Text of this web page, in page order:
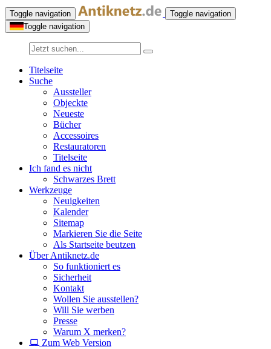
Toggle navigation
Toggle navigation
Toggle navigation
Titelseite
Suche
Aussteller
Objeckte
Neueste
Bücher
Accessoires
Restauratoren
Titelseite
Ich fand es nicht
Schwarzes Brett
Werkzeuge
Neuigkeiten
Kalender
Sitemap
Markieren Sie die Seite
Als Startseite beutzen
Über Antiknetz.de
So funktioniert es
Sicherheit
Kontakt
Wollen Sie ausstellen?
Will Sie werben
Presse
Warum X merken?
Zum Web Version